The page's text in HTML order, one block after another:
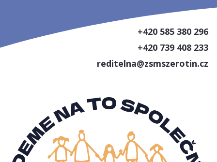
+420 585 380 296
+420 739 408 233
reditelna@zsmszerotin.cz